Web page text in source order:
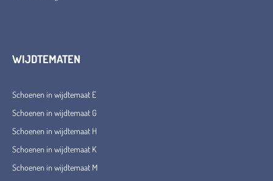
WIJDTEMATEN
Schoenen in wijdtemaat E
Schoenen in wijdtemaat G
Schoenen in wijdtemaat H
Schoenen in wijdtemaat K
Schoenen in wijdtemaat M